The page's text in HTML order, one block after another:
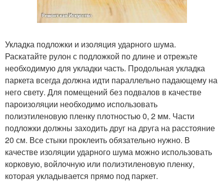
Укладка подложки и изоляция ударного шума.
Раскатайте рулон с подложкой по длине и отрежьте
необходимую для укладки часть. Продольная укладка
паркета всегда должна идти параллельно падающему на
него свету. Для помещений без подвалов в качестве
пароизоляции необходимо использовать
полиэтиленовую пленку плотностью 0, 2 мм. Части
подложки должны заходить друг на друга на расстояние
20 см. Все стыки проклеить обязательно нужно. В
качестве изоляции ударного шума можно использовать
корковую, войлочную или полиэтиленовую пленку,
которая укладывается прямо под паркет.